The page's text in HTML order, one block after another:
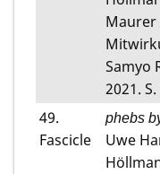
Maurer
Samyo
2021.
49.
Fascicle
phebs
Uwe